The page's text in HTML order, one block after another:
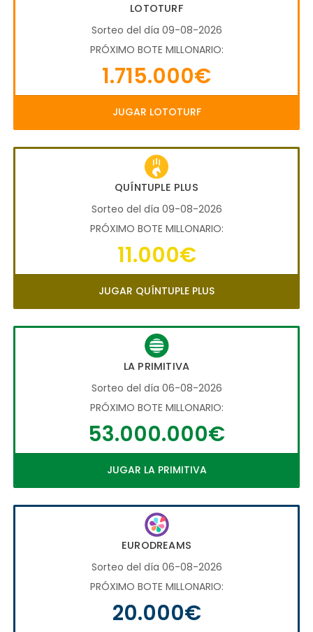
LOTOTURF
Sorteo del día 09-08-2026
PRÓXIMO BOTE MILLONARIO:
1.715.000€
JUGAR LOTOTURF
QUÍNTUPLE PLUS
Sorteo del día 09-08-2026
PRÓXIMO BOTE MILLONARIO:
11.000€
JUGAR QUÍNTUPLE PLUS
LA PRIMITIVA
Sorteo del día 06-08-2026
PRÓXIMO BOTE MILLONARIO:
53.000.000€
JUGAR LA PRIMITIVA
EURODREAMS
Sorteo del día 06-08-2026
PRÓXIMO BOTE MILLONARIO:
20.000€